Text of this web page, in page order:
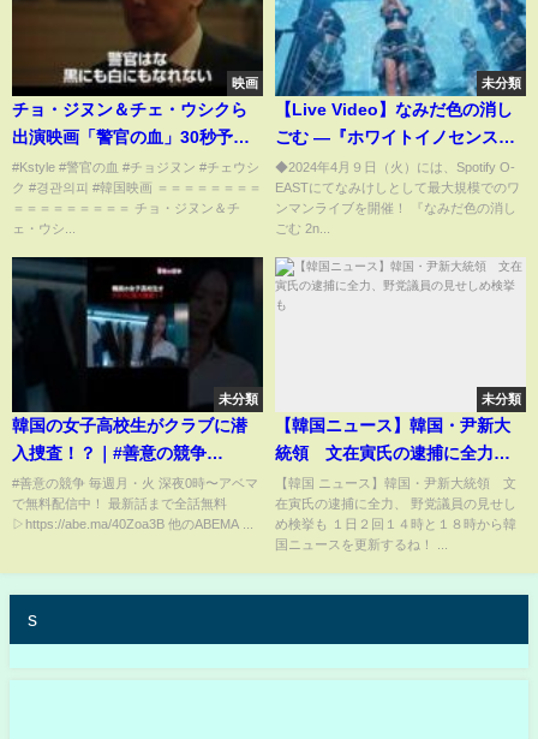
映画
チョ・ジヌン＆チェ・ウシクら
出演映画「警官の血」30秒予告
映像が公開！
#Kstyle #警官の血 #チョジヌン #チェウシ
ク #경관의피 #韓国映画 ＝＝＝＝＝＝＝＝
＝＝＝＝＝＝＝＝＝ チョ・ジヌン＆チ
ェ・ウシ...
未分類
【Live Video】なみだ色の消し
ごむ ―『ホワイトイノセンス』
（2023/12/27@STUDIO
SELENE b2）
◆2024年4月９日（火）には、Spotify O-
EASTにてなみけしとして最大規模でのワ
ンマンライブを開催！ 『なみだ色の消し
ごむ 2n...
未分類
韓国の女子高校生がクラブに潜
入捜査！？｜#善意の競争
ABEMAにて毎週【月・火】深夜
0時〜無料配信中！ #short
#善意の競争 毎週月・火 深夜0時〜アベマ
で無料配信中！ 最新話まで全話無料
▷https://abe.ma/40Zoa3B 他のABEMA ...
未分類
【韓国ニュース】韓国・尹新大
統領 文在寅氏の逮捕に全力、
野党議員の見せしめ検挙も
【韓国 ニュース】韓国・尹新大統領 文
在寅氏の逮捕に全力、 野党議員の見せし
め検挙も １日２回１４時と１８時から韓
国ニュースを更新するね！ ...
s